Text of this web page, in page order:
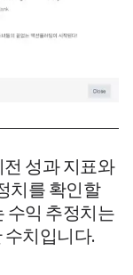
성과 지표와
치를 확인할
수익 추정치는
수치입니다.